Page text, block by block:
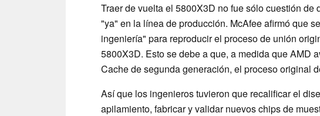
Traer de vuelta el 5800X3D no fue sólo cuestión
"ya" en la línea de producción. McAfee afirmó que
ingeniería" para reproducir el proceso de unión
5800X3D. Esto se debe a que, a medida que AMD
Cache de segunda generación, el proceso original
Así que los ingenieros tuvieron que recalificar el
apilamiento, fabricar y validar nuevos chips de